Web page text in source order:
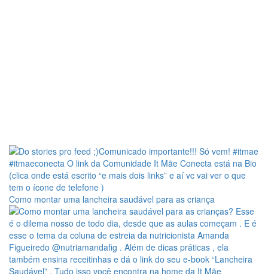
Como montar uma lancheira saudável para as criança